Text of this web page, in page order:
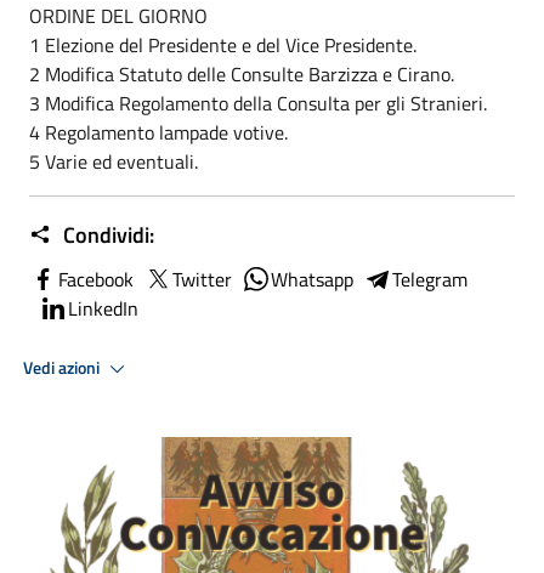
ORDINE DEL GIORNO
1 Elezione del Presidente e del Vice Presidente.
2 Modifica Statuto delle Consulte Barzizza e Cirano.
3 Modifica Regolamento della Consulta per gli Stranieri.
4 Regolamento lampade votive.
5 Varie ed eventuali.
Condividi:
Facebook Twitter Whatsapp
Telegram
LinkedIn
Vedi azioni